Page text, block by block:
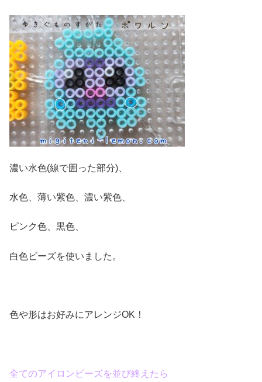
濃い水色(線で囲った部分)、
水色、薄い紫色、濃い紫色、
ピンク色、黒色、
白色ビーズを使いました。
色や形はお好みにアレンジOK！
全てのアイロンビーズを並び終えたら